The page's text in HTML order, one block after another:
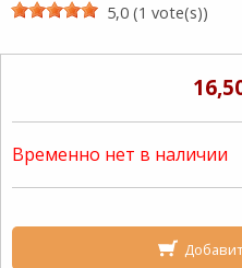
5,0 (1 vote(s))
Временно нет в наличии